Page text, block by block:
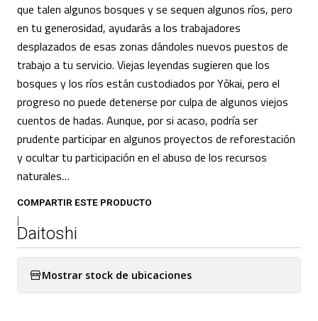
que talen algunos bosques y se sequen algunos ríos, pero
en tu generosidad, ayudarás a los trabajadores
desplazados de esas zonas dándoles nuevos puestos de
trabajo a tu servicio. Viejas leyendas sugieren que los
bosques y los ríos están custodiados por Yōkai, pero el
progreso no puede detenerse por culpa de algunos viejos
cuentos de hadas. Aunque, por si acaso, podría ser
prudente participar en algunos proyectos de reforestación
y ocultar tu participación en el abuso de los recursos
naturales…
COMPARTIR ESTE PRODUCTO
|
Daitoshi
Mostrar stock de ubicaciones